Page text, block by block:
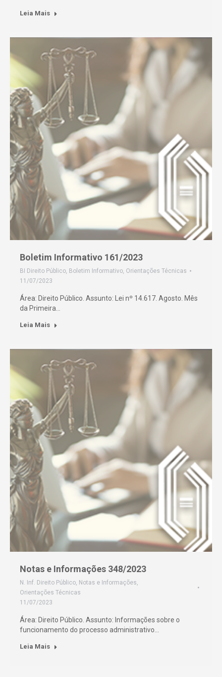
Leia Mais
Boletim Informativo 161/2023
BI Direito Público, Boletim Informativo, Orientações Técnicas
11/07/2023
Área: Direito Público. Assunto: Lei nº 14.617. Agosto. Mês
da Primeira…
Leia Mais
Notas e Informações 348/2023
N. Inf. Direito Público, Notas e Informações,
Orientações Técnicas
11/07/2023
Área: Direito Público. Assunto: Informações sobre o
funcionamento do processo administrativo…
Leia Mais